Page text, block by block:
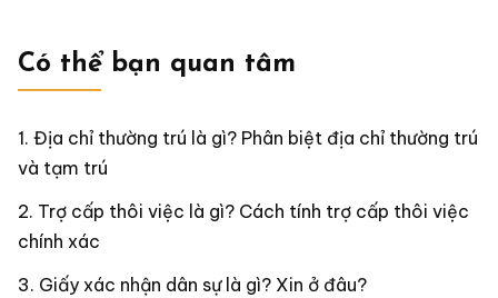
Có thể bạn quan tâm
Địa chỉ thường trú là gì? Phân biệt địa chỉ thường trú
và tạm trú
Trợ cấp thôi việc là gì? Cách tính trợ cấp thôi việc
chính xác
Giấy xác nhận dân sự là gì? Xin ở đâu?